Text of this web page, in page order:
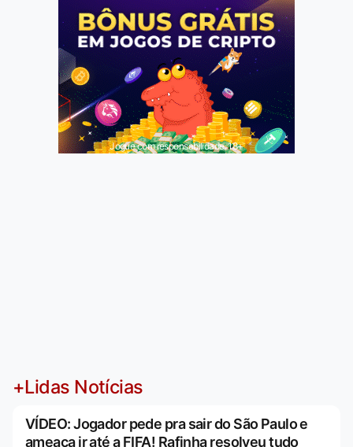
Jogue com responsabilidade. 18+
+Lidas Notícias
VÍDEO: Jogador pede pra sair do São Paulo e
ameaça ir até a FIFA! Rafinha resolveu tudo